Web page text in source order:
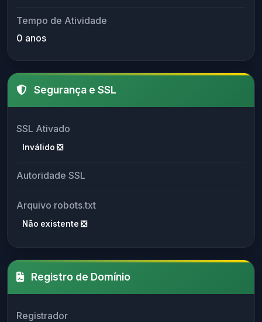
Tempo de Atividade
0 anos
Segurança e SSL
SSL Ativado
Inválido ❎
Autoridade SSL
Arquivo robots.txt
Não existente ❎
Registro de Domínio
Registrador